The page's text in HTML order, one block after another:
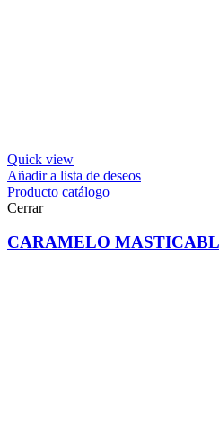
Quick view
Añadir a lista de deseos
Producto catálogo
Cerrar
CARAMELO